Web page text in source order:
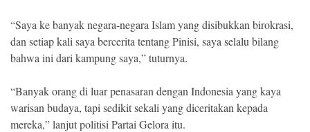
“Saya ke banyak negara-negara Islam yang disibukkan birokrasi,
dan setiap kali saya bercerita tentang Pinisi, saya selalu bilang
bahwa ini dari kampung saya,” tuturnya.
“Banyak orang di luar penasaran dengan Indonesia yang kaya
warisan budaya, tapi sedikit sekali yang diceritakan kepada
mereka,” lanjut politisi Partai Gelora itu.